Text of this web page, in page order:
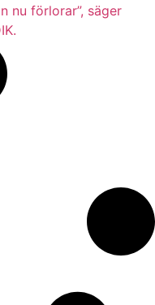
nu förlorar”, säger